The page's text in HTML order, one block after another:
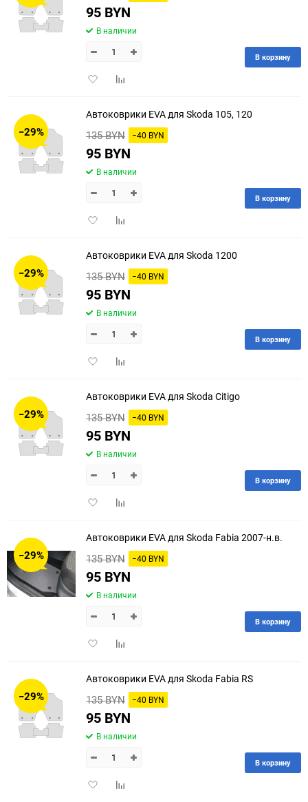
150
95 BYN
В наличии
ДобавитьДобавить
В корзину
−29%
Автоковрики EVA для Skoda 105, 120
135 BYN −40 BYN
95 BYN
В наличии
ДобавитьДобавить
В корзину
−29%
Автоковрики EVA для Skoda 1200
135 BYN −40 BYN
95 BYN
В наличии
ДобавитьДобавить
В корзину
−29%
Автоковрики EVA для Skoda Citigo
135 BYN −40 BYN
95 BYN
В наличии
ДобавитьДобавить
В корзину
−29%
Автоковрики EVA для Skoda Fabia 2007-н.в.
135 BYN −40 BYN
95 BYN
В наличии
ДобавитьДобавить
В корзину
−29%
Автоковрики EVA для Skoda Fabia RS
135 BYN −40 BYN
95 BYN
В наличии
ДобавитьДобавить
В корзину